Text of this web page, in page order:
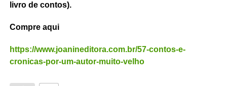
livro de contos).
Compre aqui
https://www.joanineditora.com.br/57-contos-e-
cronicas-por-um-autor-muito-velho